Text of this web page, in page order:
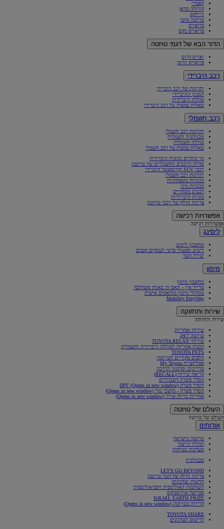
קאמרי
קורולה סדאן
היילקס
טויוטה סיטי
פרואייס
פרואייס מקס
הדור הבא של דגמי טויוטה
יאריס קרוס
פרואייס וורסו
רכב היברידי
יתרונות של רכב היברידי
המגוון ההיברידי
סוללה היברידית
שאלות נפוצות על רכב היברידי
רכב חשמלי
יתרונות רכב חשמלי
טכנולוגיה חשמלית
סוללה חשמלית
שאלות נפוצות על רכב חשמלי
כך בוחרים מכונית היברידית
סדרת הרכבים החשמליים של טויוטה
רכבי SUV וקרוסאובר היברידי
יתרונות רכב חשמלי
מכוניות משפחתיות
מכוניות מיני
רכבים מסחריים
מוניות היברידיות
צריכת הדלק של רכבי טויוטה
אפשרויות רכישה
אפשרויות רכישה
ליסינג
מחשבון ליסינג
ליסינג תפעולי פרטי לעסקים קטנים
יצירת קשר
מימון
מחשבון מימון
טרייד אין – האם זה באמת משתלם?
מסלולי מימון מותאמים אישית
Mobility EesyWay
שירות ותחזוקה
שירות ותחזוקה
שירות ואחריות
טויוטה 24/7
שירותי TOYOTA RELAX
תכנית אחריות לסוללה היברידית וחשמלית
TOYOTA PETS
חלפים מקוריים לטויוטה
אפליקציית My Toyota
מדריכים וסרטוני הדרכה
קריאת שירות (RECALL)
הסדר פשרה דשבורדים
הסדר פשרה DPF (Opens in new window)
הסדר פשרה - מושבי עור (Opens in new window)
אחריות כריות אוויר (Opens in new window)
העולם של טויוטה
העולם של טויוטה
אודותינו
טויוטה בישראל
תהליך הייצור
מערכות בטיחות
טכנולוגיה
LET'S GO BEYOND
צריכת הדלק של דגמי טויוטה
חדשות ועדכונים
השותפות האולימפית והפראולימפית
ספיישל אולימפיקס
ISRAEL EARTH PRIZE
קריירה בטויוטה (Opens in new window)
TOYOTA SHARE
לרישום לעדכונים